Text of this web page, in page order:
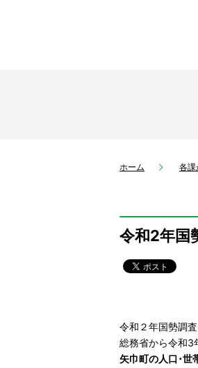
ホーム 各課
令和2年国
令和２年国勢調
総務省から令和3
矢巾町の人口･世